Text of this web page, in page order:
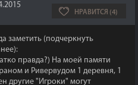
НРАВИТСЯ (4)
заметить (подчеркнуть
правда?) На моей памяти
и Ривервудом 1 деревня, 1
другие "Игроки" могут